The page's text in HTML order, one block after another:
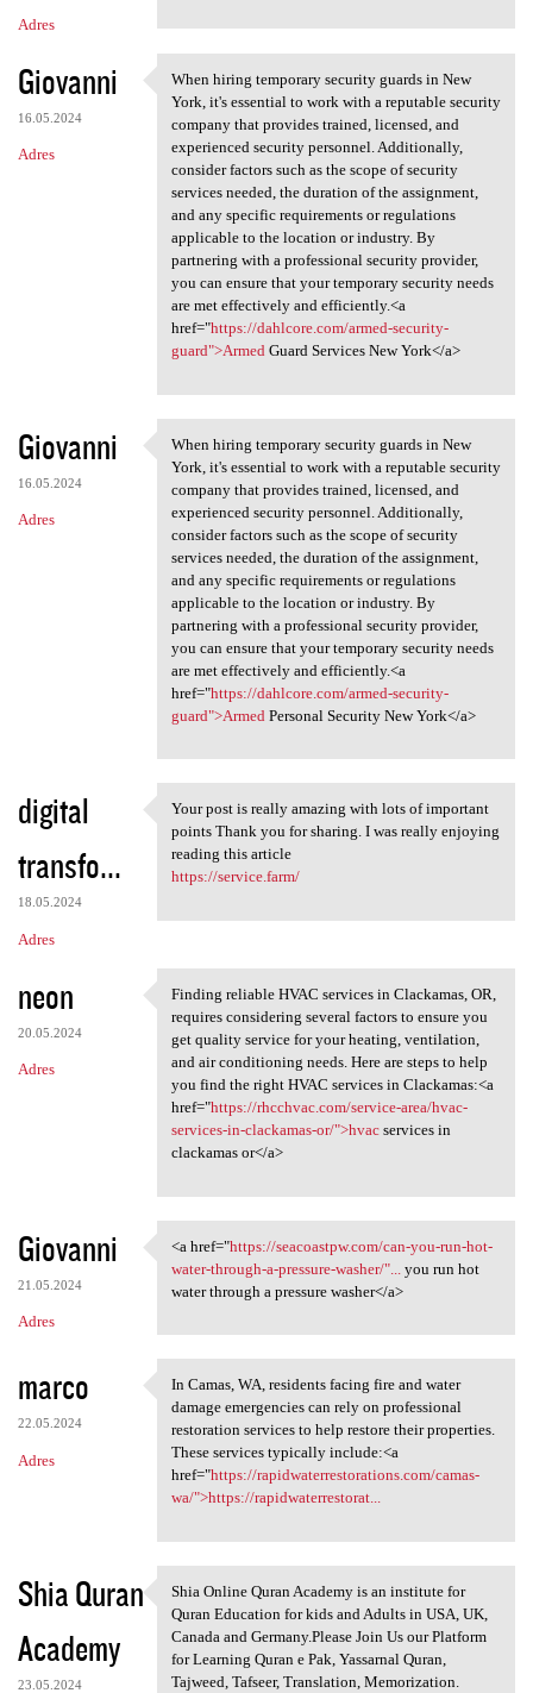
Adres
Giovanni
16.05.2024
Adres
When hiring temporary
When hiring temporary security guards in New
York, it's essential to work with a reputable security
company that provides trained, licensed, and
experienced security personnel. Additionally,
consider factors such as the scope of security
services needed, the duration of the assignment,
and any specific requirements or regulations
applicable to the location or industry. By
partnering with a professional security provider,
you can ensure that your temporary security needs
are met effectively and efficiently.<a
href="https://dahlcore.com/armed-security-
guard">ArmedGuard Services New York</a>
Giovanni
16.05.2024
Adres
When hiring temporary
When hiring temporary security guards in New
York, it's essential to work with a reputable security
company that provides trained, licensed, and
experienced security personnel. Additionally,
consider factors such as the scope of security
services needed, the duration of the assignment,
and any specific requirements or regulations
applicable to the location or industry. By
partnering with a professional security provider,
you can ensure that your temporary security needs
are met effectively and efficiently.<a
href="https://dahlcore.com/armed-security-
guard">Armed Personal Security New York</a>
digital
transfo...
18.05.2024
Adres
Your post is really amazing
Your post is really amazing with lots of important
points Thank you for sharing. I was really enjoying
reading this article
https://service.farm/
neon
20.05.2024
Adres
Finding reliable HVAC
Finding reliable HVAC services in Clackamas, OR,
requires considering several factors to ensure you
get quality service for your heating, ventilation,
and air conditioning needs. Here are steps to help
you find the right HVAC services in Clackamas:<a
href="https://rhcchvac.com/service-area/hvac-
services-in-clackamas-or/">hvacservices in
clackamas or</a>
Giovanni
21.05.2024
Adres
<a href="https://seacoastpw
<a href="https://seacoastpw.com/can-you-run-hot-
water-through-a-pressure-washer/"...
you run hot
water through a pressure washer</a>
marco
22.05.2024
Adres
In Camas, WA, residents
In Camas, WA, residents facing fire and water
damage emergencies can rely on professional
restoration services to help restore their properties.
These services typically include:<a
href="https://rapidwaterrestorations.com/camas-
wa/">https://rapidwaterrestorat...
Shia Quran
Academy
23.05.2024
Shia Online Quran Academy is
Shia Online Quran Academy is an institute for
Quran Education for kids and Adults in USA, UK,
Canada and Germany.Please Join Us our Platform
for Learning Quran e Pak, Yassarnal Quran,
Tajweed, Tafseer, Translation, Memorization.